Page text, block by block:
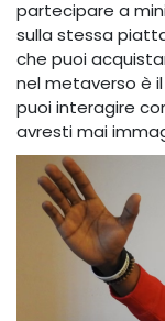
partecipare a
sulla stessa
che puoi
nel metaverso è
puoi interagire
avresti mai